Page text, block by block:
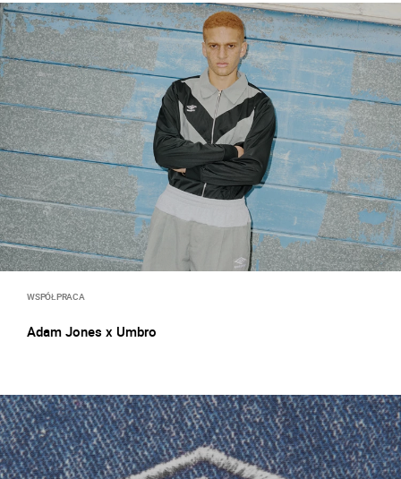
WSPÓŁPRACA
Adam Jones x Umbro